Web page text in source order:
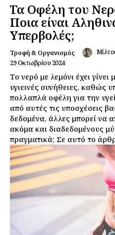
Τα Οφέλη του
Ποια είναι
Υπερβολές;
Τροφή & Οργανισμός
29 Οκτωβρίου 2024
Το νερό με λεμόνι έχει γίνει
υγιεινές συνήθειες, καθώς
πολλαπλά οφέλη για την
από αυτές τις υποσχέσεις
δεδομένα, άλλες μπορεί να
ακόμα και διαδεδομένους
πραγματικά; Σε αυτό το